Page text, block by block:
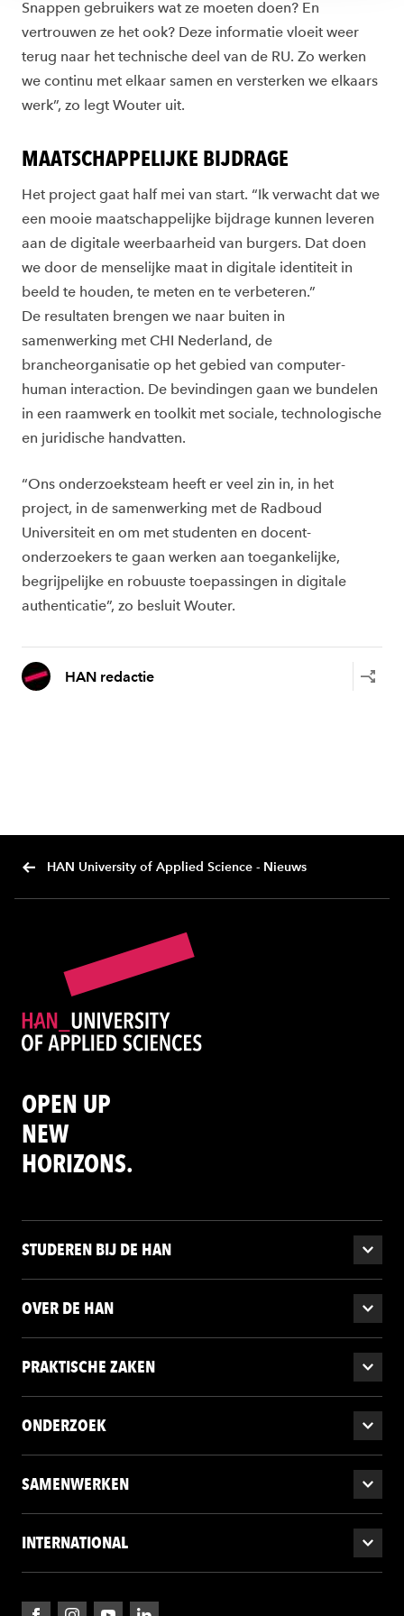
Snappen gebruikers wat ze moeten doen? En
vertrouwen ze het ook? Deze informatie vloeit weer
terug naar het technische deel van de RU. Zo werken
we continu met elkaar samen en versterken we elkaars
werk”, zo legt Wouter uit.
MAATSCHAPPELIJKE BIJDRAGE
Het project gaat half mei van start. “Ik verwacht dat we
een mooie maatschappelijke bijdrage kunnen leveren
aan de digitale weerbaarheid van burgers. Dat doen
we door de menselijke maat in digitale identiteit in
beeld te houden, te meten en te verbeteren.”
De resultaten brengen we naar buiten in
samenwerking met CHI Nederland, de
brancheorganisatie op het gebied van computer-
human interaction. De bevindingen gaan we bundelen
in een raamwerk en toolkit met sociale, technologische
en juridische handvatten.
“Ons onderzoeksteam heeft er veel zin in, in het
project, in de samenwerking met de Radboud
Universiteit en om met studenten en docent-
onderzoekers te gaan werken aan toegankelijke,
begrijpelijke en robuuste toepassingen in digitale
authenticatie”, zo besluit Wouter.
HAN redactie
HAN University of Applied Science - Nieuws
OPEN UP
NEW
HORIZONS.
STUDEREN BIJ DE HAN
OVER DE HAN
PRAKTISCHE ZAKEN
ONDERZOEK
SAMENWERKEN
INTERNATIONAL